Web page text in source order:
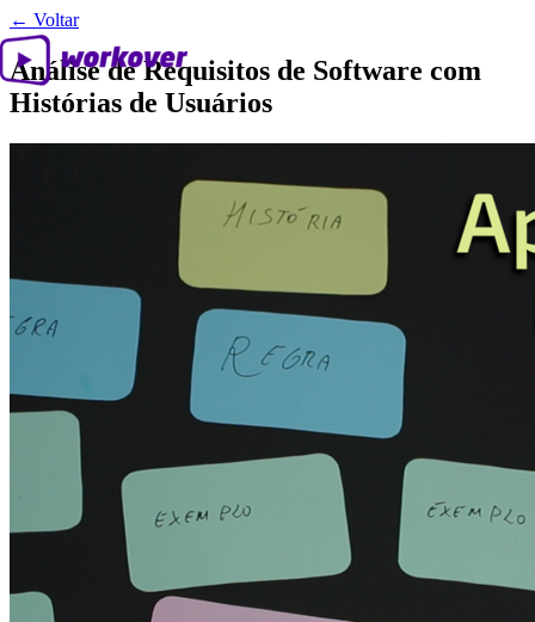
← Voltar
Análise de Requisitos de Software com
Histórias de Usuários